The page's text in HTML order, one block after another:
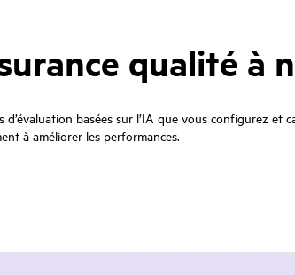
qualité à
d’évaluation basées sur l’IA que vous configurez
à améliorer les performances.